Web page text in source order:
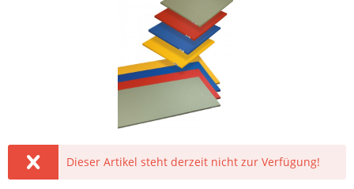
Dieser Artikel steht derzeit nicht zur Verfügung!